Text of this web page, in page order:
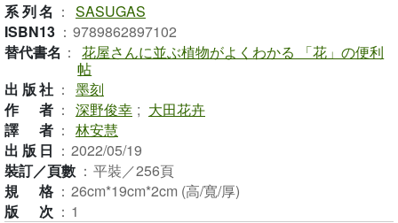
系列名 ： SASUGAS
ISBN13 ： 9789862897102
替代書名 ： 花屋さんに並ぶ植物がよくわかる 「花」の便利
帖
出版社 ： 墨刻
作者 ： 深野俊幸 ; 大田花卉
譯者 ： 林安慧
出版日 ： 2022/05/19
裝訂／頁數 ： 平裝／256頁
規格 ： 26cm*19cm*2cm (高/寬/厚)
版次 ： 1